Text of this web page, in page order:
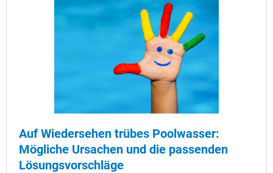
Auf Wiedersehen trübes Poolwasser:
Mögliche Ursachen und die passenden
Lösungsvorschläge